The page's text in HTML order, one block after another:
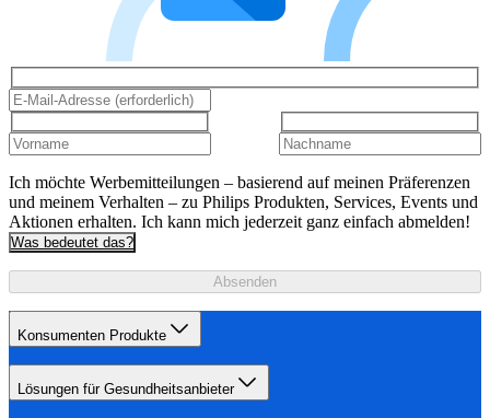
Ich möchte Werbemitteilungen – basierend auf meinen Präferenzen
und meinem Verhalten – zu Philips Produkten, Services, Events und
Aktionen erhalten. Ich kann mich jederzeit ganz einfach abmelden!
Was bedeutet das?
Absenden
Konsumenten Produkte
Lösungen für Gesundheitsanbieter